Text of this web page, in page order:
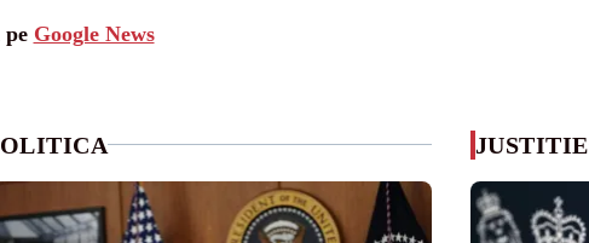
Google News
JUSTITIE